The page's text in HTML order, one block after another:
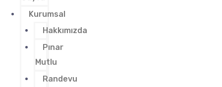
Kurumsal
Hakkımızda
Pınar
Mutlu
Randevu